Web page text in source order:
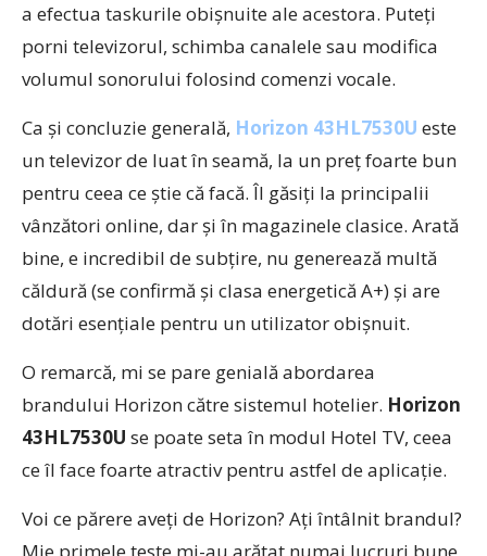
a efectua taskurile obișnuite ale acestora. Puteți
porni televizorul, schimba canalele sau modifica
volumul sonorului folosind comenzi vocale.
Ca și concluzie generală, Horizon 43HL7530U este
un televizor de luat în seamă, la un preț foarte bun
pentru ceea ce știe că facă. Îl găsiți la principalii
vânzători online, dar și în magazinele clasice. Arată
bine, e incredibil de subțire, nu generează multă
căldură (se confirmă și clasa energetică A+) și are
dotări esențiale pentru un utilizator obișnuit.
O remarcă, mi se pare genială abordarea
brandului Horizon către sistemul hotelier. Horizon
43HL7530U se poate seta în modul Hotel TV, ceea
ce îl face foarte atractiv pentru astfel de aplicație.
Voi ce părere aveți de Horizon? Ați întâlnit brandul?